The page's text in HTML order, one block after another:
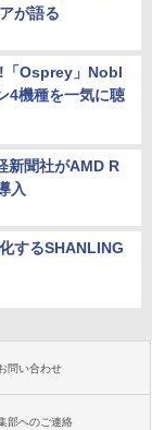
が語る
「Osprey」Nobl
4機種を一気に聴
新聞社がAMD R
入
するSHANLING
問い合わせ
部へのご連絡